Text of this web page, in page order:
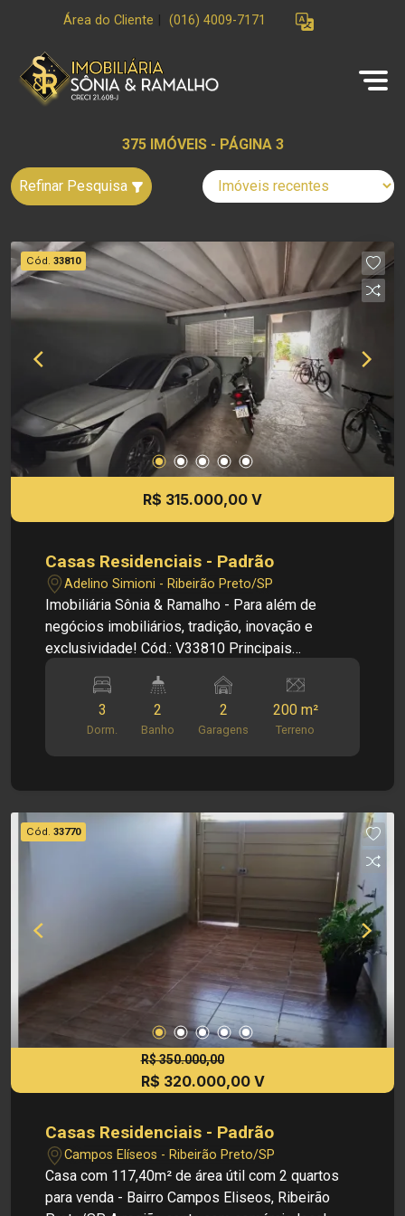
Área do Cliente (016) 4009-7171
375 IMÓVEIS - PÁGINA 3
Refinar Pesquisa
Cód. 33810
R$ 315.000,00 V
Casas Residenciais - Padrão
Adelino Simioni - Ribeirão Preto/SP
Imobiliária Sônia & Ramalho - Para além de
negócios imobiliários, tradição, inovação e
exclusividade! Cód.: V33810 Principais
2 dormitórios - Cozinha planejada - Área goumert
Informações bônus: - Edicula na frente
desvinculada da casa principal com sala cozinha
área construída Investimento de Venda: R$
315.000,00 Obs.: a imobiliária se reserva o direito
de alterar qualquer informação referente a
imóveis, sem aviso prévio.
3
Dorm.
2
Banho
2
Garagens
200 m²
Terreno
Cód. 33770
R$ 350.000,00
R$ 320.000,00 V
Casas Residenciais - Padrão
Campos Elíseos - Ribeirão Preto/SP
Casa com 117,40m² de área útil com 2 quartos
para venda - Bairro Campos Eliseos, Ribeirão